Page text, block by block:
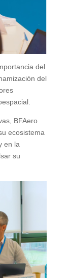
del
del
BFAero
ecosistema
en la
su